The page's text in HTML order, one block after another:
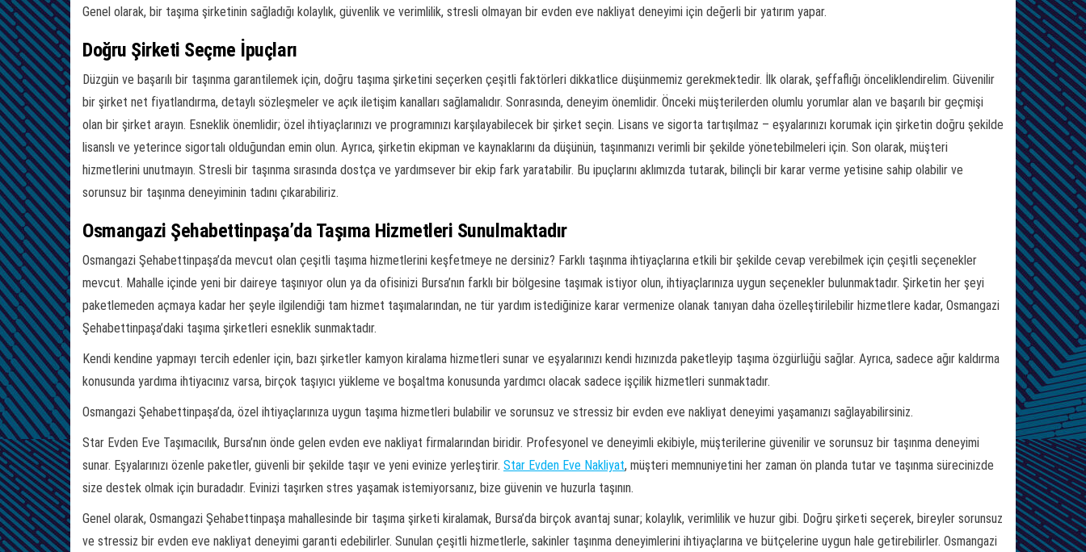
Genel olarak, bir taşıma şirketinin sağladığı kolaylık, güvenlik ve verimlilik, stresli olmayan bir evden eve nakliyat deneyimi için değerli bir yatırım yapar.
Doğru Şirketi Seçme İpuçları
Düzgün ve başarılı bir taşınma garantilemek için, doğru taşıma şirketini seçerken çeşitli faktörleri dikkatlice düşünmemiz gerekmektedir. İlk olarak, şeffaflığı önceliklendirelim. Güvenilir
bir şirket net fiyatlandırma, detaylı sözleşmeler ve açık iletişim kanalları sağlamalıdır. Sonrasında, deneyim önemlidir. Önceki müşterilerden olumlu yorumlar alan ve başarılı bir geçmişi
olan bir şirket arayın. Esneklik önemlidir; özel ihtiyaçlarınızı ve programınızı karşılayabilecek bir şirket seçin. Lisans ve sigorta tartışılmaz – eşyalarınızı korumak için şirketin doğru şekilde
lisanslı ve yeterince sigortalı olduğundan emin olun. Ayrıca, şirketin ekipman ve kaynaklarını da düşünün, taşınmanızı verimli bir şekilde yönetebilmeleri için. Son olarak, müşteri
hizmetlerini unutmayın. Stresli bir taşınma sırasında dostça ve yardımsever bir ekip fark yaratabilir. Bu ipuçlarını aklımızda tutarak, bilinçli bir karar verme yetisine sahip olabilir ve
sorunsuz bir taşınma deneyiminin tadını çıkarabiliriz.
Osmangazi Şehabettinpaşa’da Taşıma Hizmetleri Sunulmaktadır
Osmangazi Şehabettinpaşa’da mevcut olan çeşitli taşıma hizmetlerini keşfetmeye ne dersiniz? Farklı taşınma ihtiyaçlarına etkili bir şekilde cevap verebilmek için çeşitli seçenekler
mevcut. Mahalle içinde yeni bir daireye taşınıyor olun ya da ofisinizi Bursa’nın farklı bir bölgesine taşımak istiyor olun, ihtiyaçlarınıza uygun seçenekler bulunmaktadır. Şirketin her şeyi
paketlemeden açmaya kadar her şeyle ilgilendiği tam hizmet taşımalarından, ne tür yardım istediğinize karar vermenize olanak tanıyan daha özelleştirilebilir hizmetlere kadar, Osmangazi
Şehabettinpaşa’daki taşıma şirketleri esneklik sunmaktadır.
Kendi kendine yapmayı tercih edenler için, bazı şirketler kamyon kiralama hizmetleri sunar ve eşyalarınızı kendi hızınızda paketleyip taşıma özgürlüğü sağlar. Ayrıca, sadece ağır kaldırma
konusunda yardıma ihtiyacınız varsa, birçok taşıyıcı yükleme ve boşaltma konusunda yardımcı olacak sadece işçilik hizmetleri sunmaktadır.
Osmangazi Şehabettinpaşa’da, özel ihtiyaçlarınıza uygun taşıma hizmetleri bulabilir ve sorunsuz ve stressiz bir evden eve nakliyat deneyimi yaşamanızı sağlayabilirsiniz.
Star Evden Eve Taşımacılık, Bursa’nın önde gelen evden eve nakliyat firmalarından biridir. Profesyonel ve deneyimli ekibiyle, müşterilerine güvenilir ve sorunsuz bir taşınma deneyimi
sunar. Eşyalarınızı özenle paketler, güvenli bir şekilde taşır ve yeni evinize yerleştirir. Star Evden Eve Nakliyat, müşteri memnuniyetini her zaman ön planda tutar ve taşınma sürecinizde
size destek olmak için buradadır. Evinizi taşırken stres yaşamak istemiyorsanız, bize güvenin ve huzurla taşının.
Genel olarak, Osmangazi Şehabettinpaşa mahallesinde bir taşıma şirketi kiralamak, Bursa’da birçok avantaj sunar; kolaylık, verimlilik ve huzur gibi. Doğru şirketi seçerek, bireyler sorunsuz
ve stressiz bir evden eve nakliyat deneyimi garanti edebilirler. Sunulan çeşitli hizmetlerle, sakinler taşınma deneyimlerini ihtiyaçlarına ve bütçelerine uygun hale getirebilirler. Osmangazi